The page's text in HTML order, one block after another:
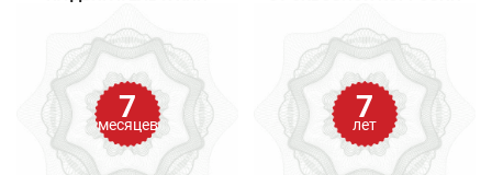
7
месяцев 7
лет